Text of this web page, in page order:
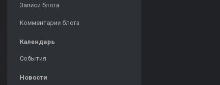
Записи блога
Комментарии блога
Календарь
События
Новости